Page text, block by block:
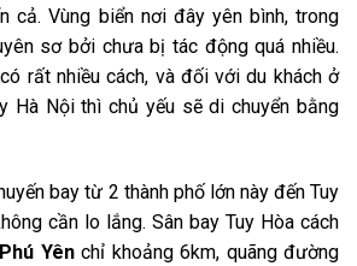
cả. Vùng biển nơi đây yên bình, trong
sơ bởi chưa bị tác động quá nhiều.
rất nhiều cách, và đối với du khách ở
Hà Nội thì chủ yếu sẽ di chuyển bằng
bay từ 2 thành phố lớn này đến Tuy
cần lo lắng. Sân bay Tuy Hòa cách
Yênchỉ khoảng 6km, quãng đường